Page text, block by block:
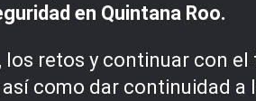
en Quintana Roo.
los retos y continuar con
como dar continuidad a